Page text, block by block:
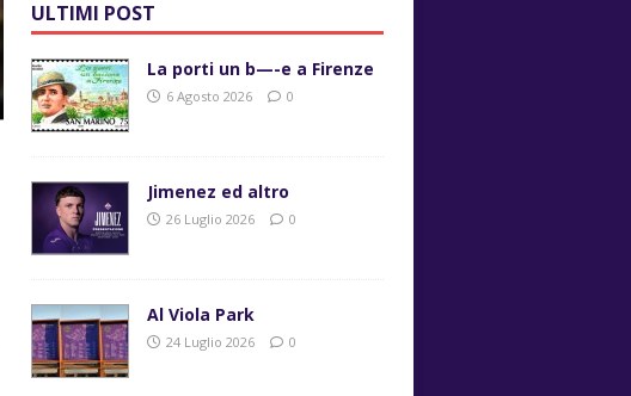
ULTIMI POST
La porti un b—-e a Firenze
6 Agosto 2026 0
Jimenez ed altro
26 Luglio 2026 0
Al Viola Park
24 Luglio 2026 0